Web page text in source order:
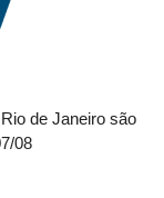
de Janeiro são
08